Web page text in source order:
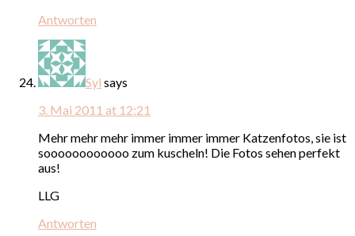
Antworten
Syl says
3. Mai 2011 at 12:21
Mehr mehr mehr immer immer immer Katzenfotos, sie ist
soooooooooooo zum kuscheln! Die Fotos sehen perfekt
aus!
LLG
Antworten